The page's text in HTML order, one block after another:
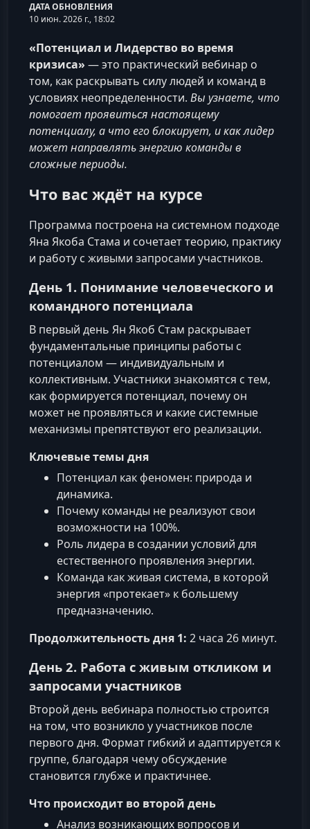
ДАТА ОБНОВЛЕНИЯ
10 июн. 2026 г., 18:02
«Потенциал и Лидерство во время
кризиса» — это практический вебинар о
том, как раскрывать силу людей и команд в
условиях неопределенности. Вы узнаете, что
помогает проявиться настоящему
потенциалу, а что его блокирует, и как лидер
может направлять энергию команды в
сложные периоды.
Что вас ждёт на курсе
Программа построена на системном подходе
Яна Якоба Стама и сочетает теорию, практику
и работу с живыми запросами участников.
День 1. Понимание человеческого и
командного потенциала
В первый день Ян Якоб Стам раскрывает
фундаментальные принципы работы с
потенциалом — индивидуальным и
коллективным. Участники знакомятся с тем,
как формируется потенциал, почему он
может не проявляться и какие системные
механизмы препятствуют его реализации.
Ключевые темы дня
Потенциал как феномен: природа и
динамика.
Почему команды не реализуют свои
возможности на 100%.
Роль лидера в создании условий для
естественного проявления энергии.
Команда как живая система, в которой
энергия «протекает» к большему
предназначению.
Продолжительность дня 1: 2 часа 26 минут.
День 2. Работа с живым откликом и
запросами участников
Второй день вебинара полностью строится
на том, что возникло у участников после
первого дня. Формат гибкий и адаптируется к
группе, благодаря чему обсуждение
становится глубже и практичнее.
Что происходит во второй день
Анализ возникающих вопросов и